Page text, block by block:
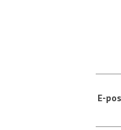
E-